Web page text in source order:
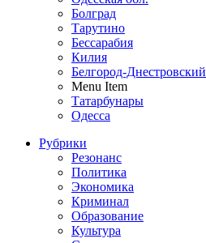
Болград
Тарутино
Бессарабия
Килия
Белгород-Днестровский
Menu Item
Татарбунары
Одесса
Рубрики
Резонанс
Политика
Экономика
Криминал
Образование
Культура